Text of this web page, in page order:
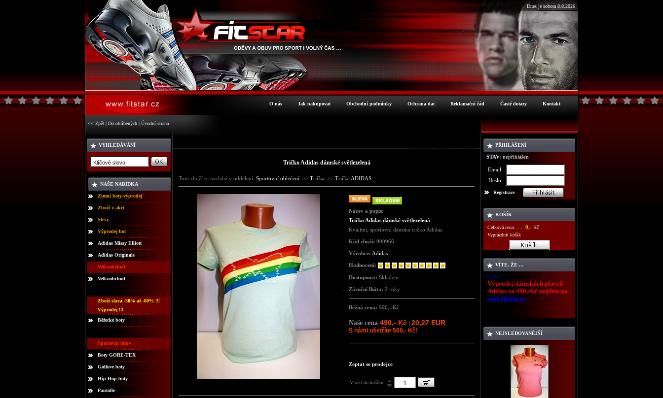
Dnes je sobota 8.8.2026
O nás Jak nakupovat Obchodní podmínky Ochrana dat Reklamační řád Časté dotazy Kontakt
<< Zpět | Do oblíbených | Úvodní strana
VYHLEDÁVÁNÍ
NAŠE NABÍDKA
Zimní boty-výprodej
Zboží v akci
Slevy
Výprodej bot
Adidas Missy Elliott
Adidas Originals
Velkoobchod
Velkoobchod
Zboží slava -30% až -80% !!!
Výprodej !!!
Běžecké boty
Sportovní obuv
Boty GORE-TEX
Golfove boty
Hip Hop boty
Pantofle
Podrobné informace o zboží
Tričko Adidas dámské světlezelená
Toto zboží se nachází v oddělení: Sportovní oblečení >> Trička >> Trička ADIDAS
Název a popis:
Tričko Adidas dámské světlezelená
Kvalitní, sportovní dámské tričko Adidas.
Kód zboží: 900966
Výrobce: Adidas
Hodnocení:
Dostupnost: Skladem
Záruční lhůta: 2 roky
Běžná cena: 990,- Kč
Naše cena 490,- Kč 20,27 EUR
S námi ušetříte 500,- Kč!
Zeptat se prodejce
Vložit do košíku
PŘIHLÁŠENÍ
STAV: nepřihlášen
Email:
Heslo:
Registrace
KOŠÍK
Celková cena: ..... 0,- Kč
Vyprázdnit košík
VÍTE, ŽE ...
Fitstar.cz
Výprodej dámských plavek
Adidas za 490,-Kč najdete na
www.fitstar.cz
NEJSLEDOVANĚJŠÍ